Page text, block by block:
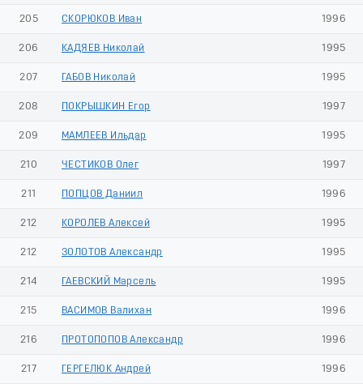
205 СКОРЮКОВ Иван 1996
206 КАДЯЕВ Николай 1995
207 ГАБОВ Николай 1995
208 ПОКРЫШКИН Егор 1997
209 МАМЛЕЕВ Ильдар 1995
210 ЧЕСТИКОВ Олег 1997
211 ПОПЦОВ Даниил 1996
212 КОРОЛЕВ Алексей 1995
212 ЗОЛОТОВ Александр 1995
214 ГАЕВСКИЙ Марсель 1995
215 ВАСИМОВ Валихан 1996
216 ПРОТОПОПОВ Александр 1996
217 ГЕРГЕЛЮК Андрей 1996